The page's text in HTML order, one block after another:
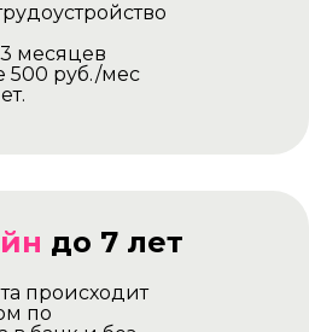
до 7 лет
происходит
по
месяцев
500 руб./мес